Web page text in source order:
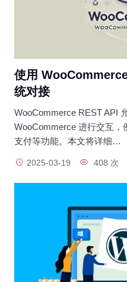
使用
统对接
WooCommerce REST API
WooCommerce 进行交互，
支付等功能。本文将详细…
2025-03-19 408 次